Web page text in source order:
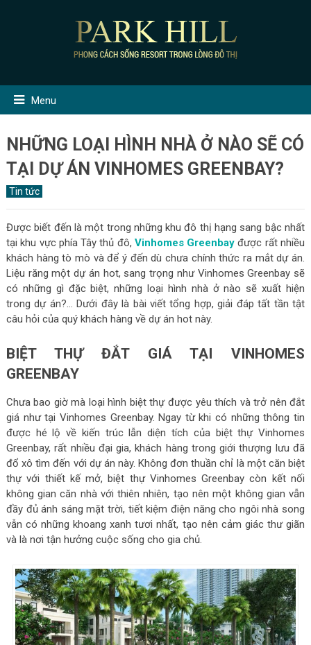
Menu
NHỮNG LOẠI HÌNH NHÀ Ở NÀO SẼ CÓ
TẠI DỰ ÁN VINHOMES GREENBAY?
Tin tức
Được biết đến là một trong những khu đô thị hạng sang bậc nhất
tại khu vực phía Tây thủ đô, Vinhomes Greenbay được rất nhiều
khách hàng tò mò và để ý đến dù chưa chính thức ra mắt dự án.
Liệu răng một dự án hot, sang trọng như Vinhomes Greenbay sẽ
có những gì đặc biệt, những loại hình nhà ở nào sẽ xuất hiện
trong dự án?… Dưới đây là bài viết tổng hợp, giải đáp tất tần tật
câu hỏi của quý khách hàng về dự án hot này.
BIỆT THỰ ĐẮT GIÁ TẠI VINHOMES
GREENBAY
Chưa bao giờ mà loại hình biệt thự được yêu thích và trở nên đắt
giá như tại Vinhomes Greenbay. Ngay từ khi có những thông tin
được hé lộ về kiến trúc lẫn diện tích của biệt thự Vinhomes
Greenbay, rất nhiều đại gia, khách hàng trong giới thượng lưu đã
đổ xô tìm đến với dự án này. Không đơn thuần chỉ là một căn biệt
thự với thiết kế mở, biệt thự Vinhomes Greenbay còn kết nối
không gian căn nhà với thiên nhiên, tạo nên một không gian vẫn
đầy đủ ánh sáng mặt trời, tiết kiệm điện năng cho ngôi nhà song
vẫn có những khoang xanh tươi nhất, tạo nên cảm giác thư giãn
và là nơi tận hưởng cuộc sống cho gia chủ.